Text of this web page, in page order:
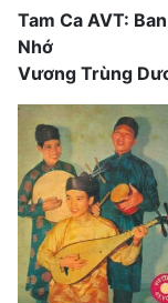
Tam Ca AVT:
Nhớ
Vương Trùng